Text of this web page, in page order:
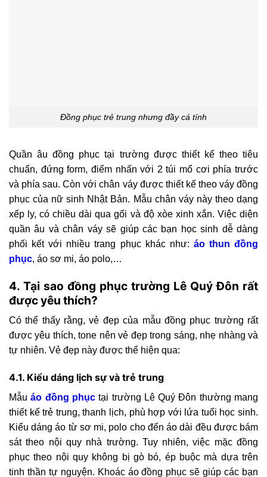
Đồng phục trẻ trung nhưng đầy cá tính
Quần âu đồng phục tại trường được thiết kế theo tiêu
chuẩn, đứng form, điểm nhấn với 2 túi mổ cơi phía trước
và phía sau. Còn với chân váy được thiết kế theo váy đồng
phục của nữ sinh Nhật Bản. Mẫu chân váy này theo dạng
xếp ly, có chiều dài qua gối và độ xòe xinh xắn. Việc diện
quần âu và chân váy sẽ giúp các bạn học sinh dễ dàng
phối kết với nhiều trang phục khác như: áo thun đồng
phục, áo sơ mi, áo polo,…
4. Tại sao đồng phục trường Lê Quý Đôn rất
được yêu thích?
Có thể thấy rằng, vẻ đẹp của mẫu đồng phục trường rất
được yêu thích, tone nên vẻ đẹp trong sáng, nhẹ nhàng và
tự nhiên. Vẻ đẹp này được thể hiện qua:
4.1. Kiểu dáng lịch sự và trẻ trung
Mẫuáo đồng phụctại trường Lê Quý Đôn thường mang
thiết kế trẻ trung, thanh lịch, phù hợp với lứa tuổi học sinh.
Kiểu dáng áo từ sơ mi, polo cho đến áo dài đều được bám
sát theo nội quy nhà trường. Tuy nhiên, việc mặc đồng
phục theo nội quy không bị gò bó, ép buộc mà dựa trên
tinh thần tự nguyện. Khoác áo đồng phục sẽ giúp các bạn